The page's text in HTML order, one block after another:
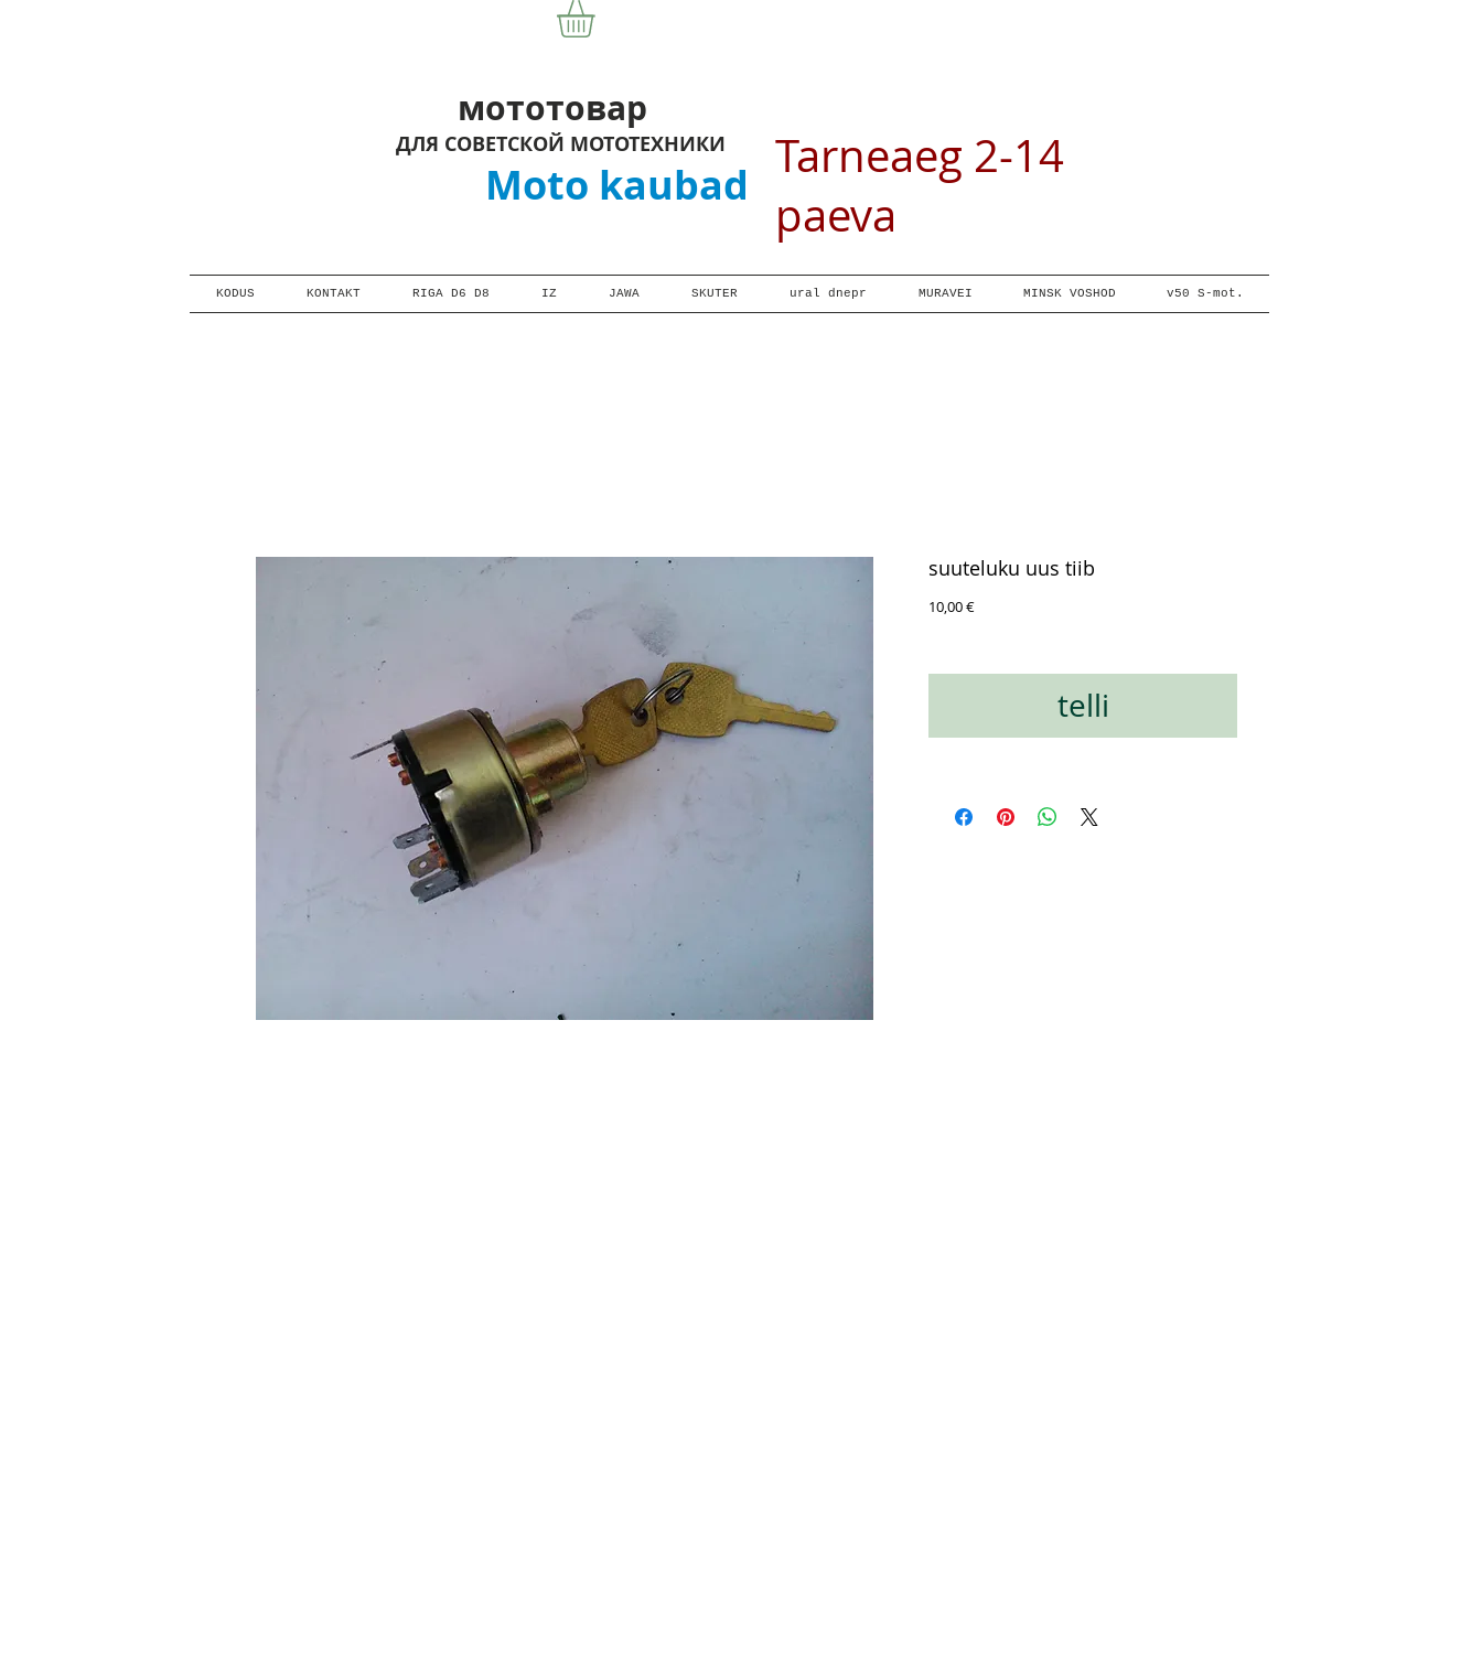
мототовар
ДЛЯ СОВЕТСКОЙ МОТОТЕХНИКИ
Moto kaubad Tarneaeg 2-14
paeva
KODUS KONTAKT RIGA D6 D8 IZ JAWA SKUTER ural dnepr MURAVEI MINSK VOSHOD v50 S-mot.
suuteluku uus tiib
10,00 €Цена
telli